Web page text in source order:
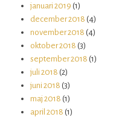
januari 2019 (1)
december 2018 (4)
november 2018 (4)
oktober 2018 (3)
september 2018 (1)
juli 2018 (2)
juni 2018 (3)
maj 2018 (1)
april 2018 (1)